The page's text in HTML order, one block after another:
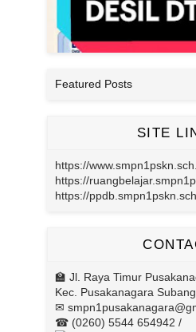
Featured Posts
SITE
https://
https://
https://
🏫 Jl. Raya Timur
Kec. Pusakanagara
✉
☎ (0260) 5544 654942 /